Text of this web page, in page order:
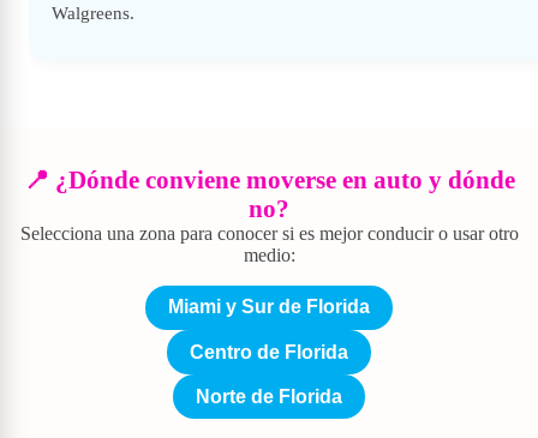
Walgreens.
📍 ¿Dónde conviene moverse en auto y dónde
no?
Selecciona una zona para conocer si es mejor conducir o usar otro
medio:
Miami y Sur de Florida
Centro de Florida
Norte de Florida